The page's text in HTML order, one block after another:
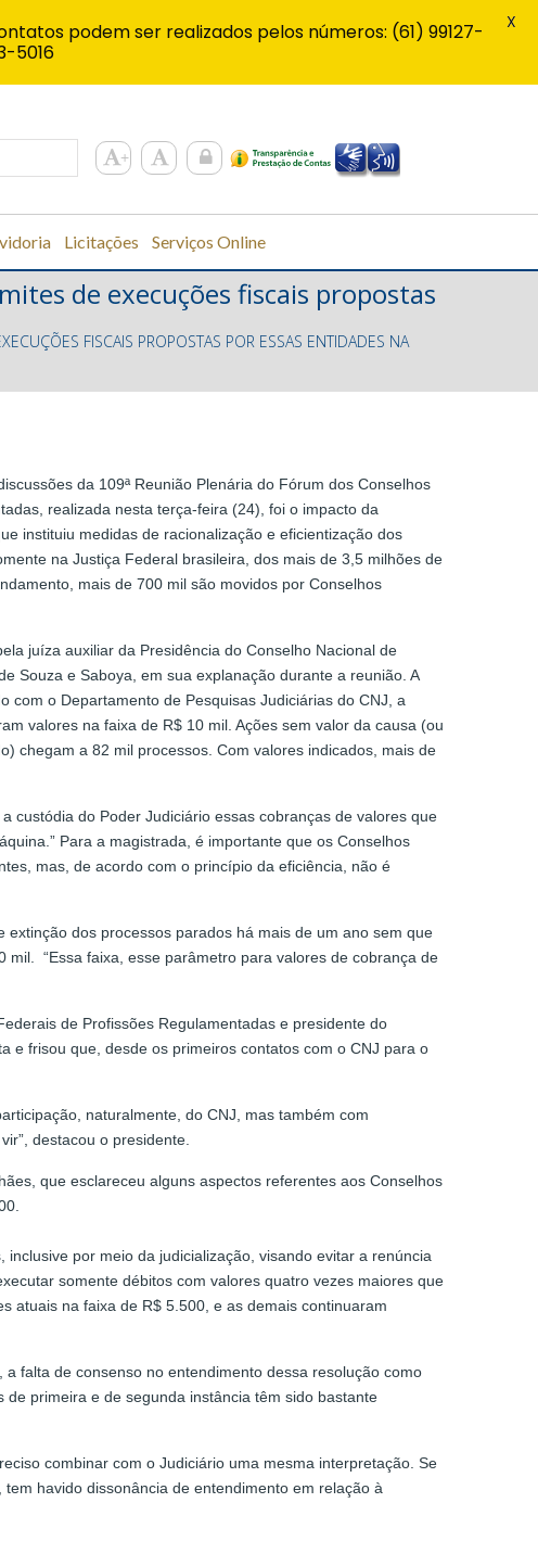
Licitações Serviços Online
de execuções fiscais propostas
FISCAIS PROPOSTAS POR ESSAS ENTIDADES NA
da 109ª Reunião Plenária do Fórum dos Conselhos
realizada nesta terça-feira (24), foi o impacto da
instituiu medidas de racionalização e eficientização dos
na Justiça Federal brasileira, dos mais de 3,5 milhões de
mais de 700 mil são movidos por Conselhos
juíza auxiliar da Presidência do Conselho Nacional de
Souza e Saboya, em sua explanação durante a reunião. A
com o Departamento de Pesquisas Judiciárias do CNJ, a
valores na faixa de R$ 10 mil. Ações sem valor da causa (ou
chegam a 82 mil processos. Com valores indicados, mais de
custódia do Poder Judiciário essas cobranças de valores que
Para a magistrada, é importante que os Conselhos
mas, de acordo com o princípio da eficiência, não é
dos processos parados há mais de um ano sem que
“Essa faixa, esse parâmetro para valores de cobrança de
de Profissões Regulamentadas e presidente do
e frisou que, desde os primeiros contatos com o CNJ para o
naturalmente, do CNJ, mas também com
destacou o presidente.
que esclareceu alguns aspectos referentes aos Conselhos
inclusive por meio da judicialização, visando evitar a renúncia
somente débitos com valores quatro vezes maiores que
atuais na faixa de R$ 5.500, e as demais continuaram
falta de consenso no entendimento dessa resolução como
primeira e de segunda instância têm sido bastante
combinar com o Judiciário uma mesma interpretação. Se
havido dissonância de entendimento em relação à
podem ser realizados pelos números: (61) 99127-
5016
X